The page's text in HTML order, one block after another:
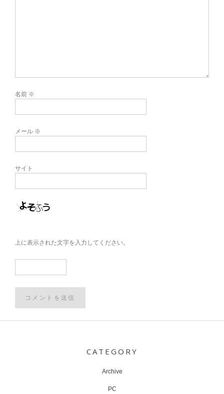
名前 ※
メール ※
サイト
上に表示された文字を入力してください。
CATEGORY
Archive
PC